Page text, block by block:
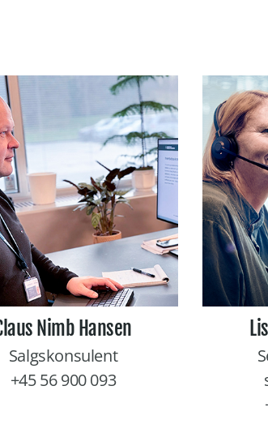
Nimb Hansen
Salgskonsulent
+45 56 900 093